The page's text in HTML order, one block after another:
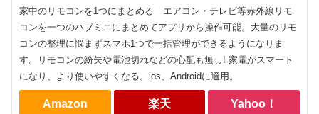
家中のリモコンを1つにまとめる エアコン・テレビ等赤外線リモ
コンを一つのハブミニにまとめてアプリから操作可能。大量のリモ
コンの整理に悩まずスマホ1つで一括管理ができるようになりま
す。リモコンの紛失や電池切れなどの心配も無し! 家電がスマート
になり、より使いやすくなる。ios、Androidに適用。
Amazon 楽天 Yahoo！